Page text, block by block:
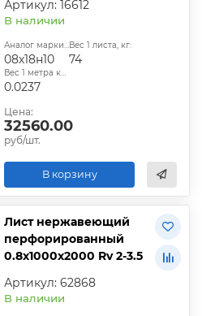
Артикул: 16612
В наличии
Аналог марки стали:
08х18н10
Вес 1 листа, кг:
74
Вес 1 метра квадратного, т:
0.0237
Цена:
32560.00
руб/шт.
В корзину
Лист нержавеющий
перфорированный
0.8х1000х2000 Rv 2-3.5
Артикул: 62868
В наличии